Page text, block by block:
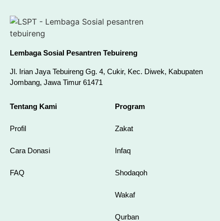
Lembaga Sosial Pesantren Tebuireng
Jl. Irian Jaya Tebuireng Gg. 4, Cukir, Kec. Diwek, Kabupaten
Jombang, Jawa Timur 61471
Tentang Kami
Profil
Cara Donasi
FAQ
Program
Zakat
Infaq
Shodaqoh
Wakaf
Qurban